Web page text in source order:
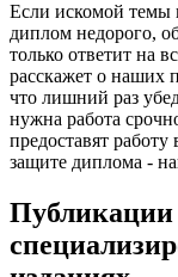
Если искомой темы
диплом недорого,
только ответит на
расскажет о наших
что лишний раз
нужна работа
предоставят
защите диплома -
Публикации